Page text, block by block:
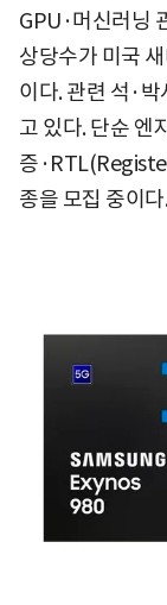
GPU·머신러닝
상당수가 미국
이다. 관련 석·
고 있다. 단순 엔
증
종을 모집 중이다.